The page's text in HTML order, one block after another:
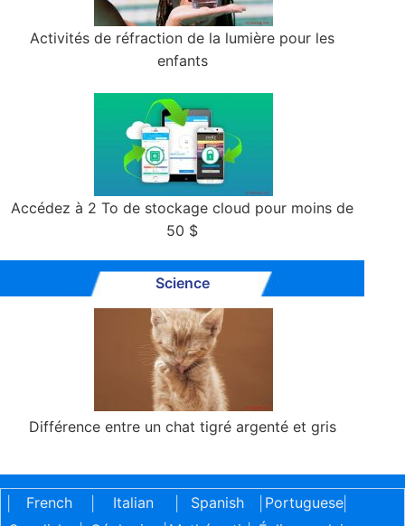
Activités de réfraction de la lumière pour les
enfants
Accédez à 2 To de stockage cloud pour moins de
50 $
Science
Différence entre un chat tigré argenté et gris
French Italian Spanish Portuguese|